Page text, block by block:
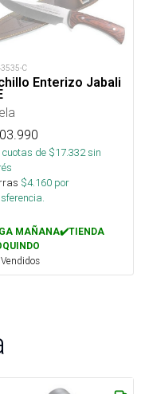
C
Enterizo Jabali
cuotas de $17.332sin
$4.160 por
MAÑANA✔️TIENDA